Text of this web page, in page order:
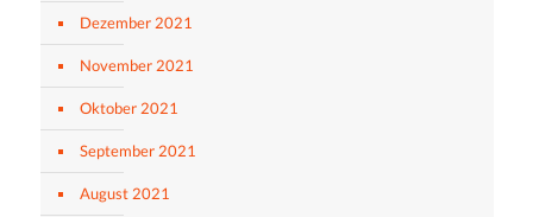
Dezember 2021
November 2021
Oktober 2021
September 2021
August 2021